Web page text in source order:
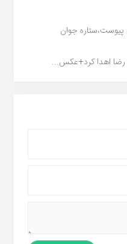
جوان
رضا اهدا کرد+عکس...